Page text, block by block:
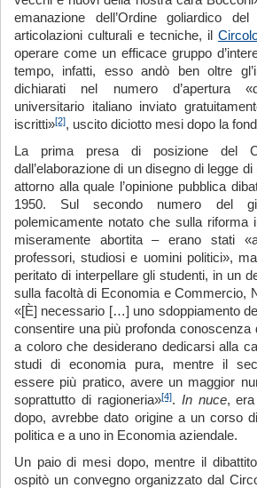
emanazione dell’Ordine goliardico
articolazioni culturali e tecniche, il
operare come un efficace gruppo
tempo, infatti, esso andò ben oltre
dichiarati nel numero d’apertura
universitario italiano inviato
iscritti»[2], uscito diciotto mesi dopo la
La prima presa di posizione del
dall’elaborazione di un disegno di legge
attorno alla quale l’opinione pubblica
1950. Sul secondo numero del
polemicamente notato che sulla riforma
miseramente abortita – erano stati
professori, studiosi e uomini politici»,
peritato di interpellare gli studenti, in un
sulla facoltà di Economia e Commercio,
«[È] necessario […] uno sdoppiamento
consentire una più profonda conoscenza
a coloro che desiderano dedicarsi alla
studi di economia pura, mentre il
essere più pratico, avere un maggior
soprattutto di ragioneria»[4]. In nuce, era
dopo, avrebbe dato origine a un corso
politica e a uno in Economia aziendale.
Un paio di mesi dopo, mentre il
ospitò un convegno organizzato dal